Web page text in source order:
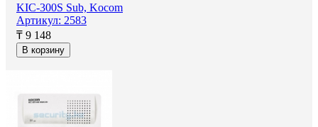
KIC-300S Sub, Kocom
Артикул: 2583
₸ 9 148
В корзину